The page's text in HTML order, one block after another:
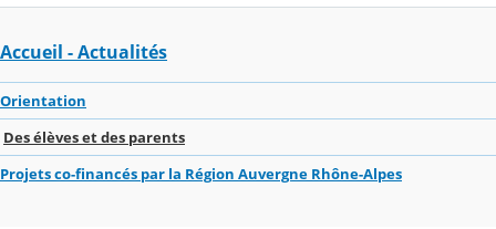
Accueil - Actualités
Orientation
Des élèves et des parents
Projets co-financés par la Région Auvergne Rhône-Alpes